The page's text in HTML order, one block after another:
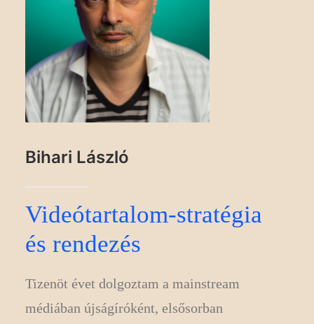
Bihari László
Videótartalom-stratégia
és rendezés
Tizenöt évet dolgoztam a mainstream
médiában újságíróként, elsősorban